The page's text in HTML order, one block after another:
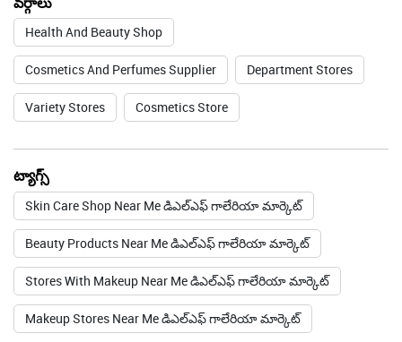
Health And Beauty Shop
Cosmetics And Perfumes Supplier Department Stores
Variety Stores Cosmetics Store
ట్యాగ్స్
Skin Care Shop Near Me డిఎల్ఎఫ్ గాలేరియా మార్కెట్
Beauty Products Near Me డిఎల్ఎఫ్ గాలేరియా మార్కెట్
Stores With Makeup Near Me డిఎల్ఎఫ్ గాలేరియా మార్కెట్
Makeup Stores Near Me డిఎల్ఎఫ్ గాలేరియా మార్కెట్